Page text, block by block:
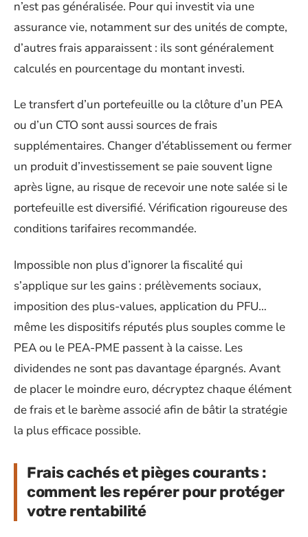
n’est pas généralisée. Pour qui investit via une
assurance vie, notamment sur des unités de compte,
d’autres frais apparaissent : ils sont généralement
calculés en pourcentage du montant investi.
Le transfert d’un portefeuille ou la clôture d’un PEA
ou d’un CTO sont aussi sources de frais
supplémentaires. Changer d’établissement ou fermer
un produit d’investissement se paie souvent ligne
après ligne, au risque de recevoir une note salée si le
portefeuille est diversifié. Vérification rigoureuse des
conditions tarifaires recommandée.
Impossible non plus d’ignorer la fiscalité qui
s’applique sur les gains : prélèvements sociaux,
imposition des plus-values, application du PFU…
même les dispositifs réputés plus souples comme le
PEA ou le PEA-PME passent à la caisse. Les
dividendes ne sont pas davantage épargnés. Avant
de placer le moindre euro, décryptez chaque élément
de frais et le barème associé afin de bâtir la stratégie
la plus efficace possible.
Frais cachés et pièges courants :
comment les repérer pour protéger
votre rentabilité